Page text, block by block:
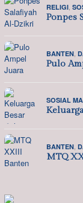
RELIGI
Ponpes
BANTEN
Pulo
SOSIAL
BANTEN
MTQ